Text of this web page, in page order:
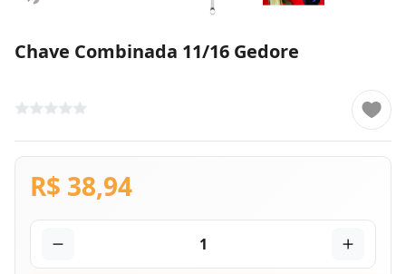
Chave Combinada 11/16 Gedore
R$ 38,94
1